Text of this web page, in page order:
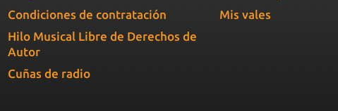
Condiciones de contratación
Hilo Musical Libre de Derechos de
Autor
Cuñas de radio
Mis vales